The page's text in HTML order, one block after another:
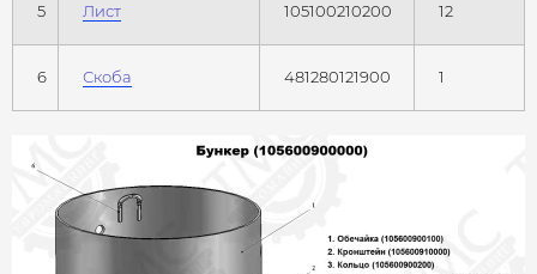
5 Лист 105100210200 12
6 Скоба 481280121900 1